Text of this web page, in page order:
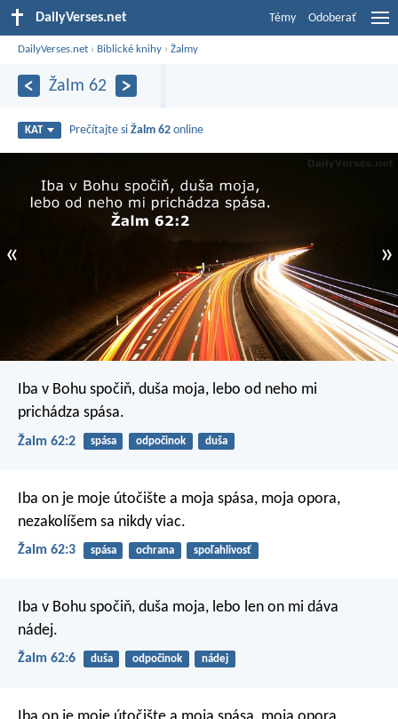
DailyVerses.net Témy Odoberať
DailyVerses.net › Biblické knihy ›Žalmy
Žalm 62
KAT Prečítajte siŽalm 62 online
« »
Iba v Bohu spočiň, duša moja, lebo od neho mi
prichádza spása.
Žalm 62:2 spása odpočinok duša
Iba on je moje útočište a moja spása, moja opora,
nezakolíšem sa nikdy viac.
Žalm 62:3 spása ochrana spoľahlivosť
Iba v Bohu spočiň, duša moja, lebo len on mi dáva
nádej.
Žalm 62:6 duša odpočinok nádej